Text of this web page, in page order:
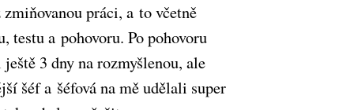
práci, a to včetně
testu a pohovoru. Po pohovoru
3 dny na rozmyšlenou, ale
šéf a šéfová na mě udělali super